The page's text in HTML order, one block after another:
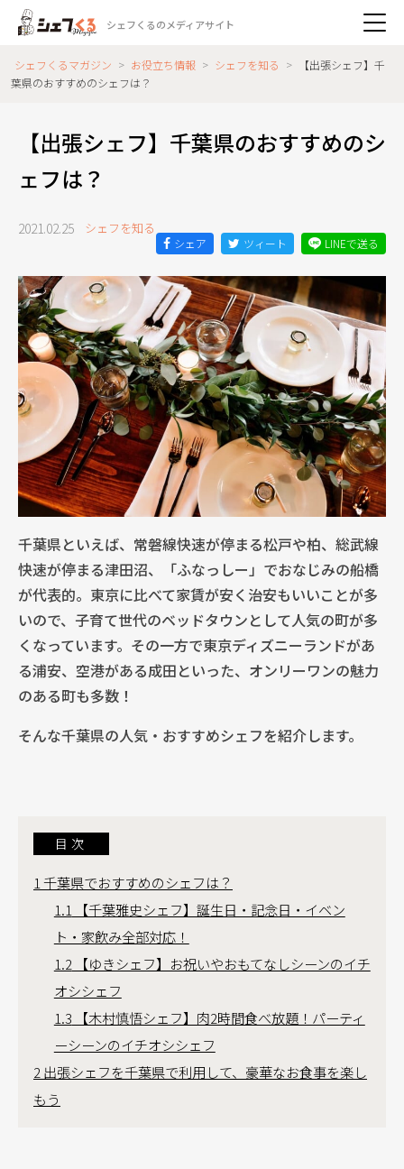
シェフくるのメディアサイト
シェフくるマガジン > お役立ち情報 > シェフを知る >
【出張シェフ】千
葉県のおすすめのシェフは？
【出張シェフ】千葉県のおすすめのシ
ェフは？
2021.02.25 シェフを知る
シェア ツィート LINEで送る
千葉県といえば、常磐線快速が停まる松戸や柏、総武線
快速が停まる津田沼、「ふなっしー」でおなじみの船橋
が代表的。東京に比べて家賃が安く治安もいいことが多
いので、子育て世代のベッドタウンとして人気の町が多
くなっています。その一方で東京ディズニーランドがあ
る浦安、空港がある成田といった、オンリーワンの魅力
のある町も多数！
そんな千葉県の人気・おすすめシェフを紹介します。
目次
1 千葉県でおすすめのシェフは？
1.1
【千葉雅史シェフ】誕生日・記念日・イベン
ト・家飲み全部対応！
1.2 【ゆきシェフ】お祝いやおもてなしシーンのイチ
オシシェフ
1.3 【木村慎悟シェフ】肉2時間食べ放題！パーティ
ーシーンのイチオシシェフ
2 出張シェフを千葉県で利用して、豪華なお食事を楽し
もう